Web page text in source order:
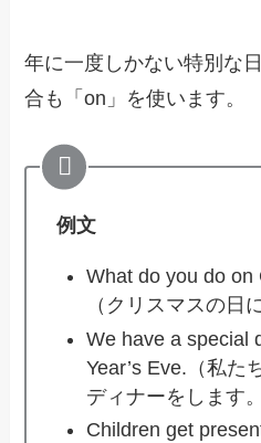
年に一度しかない特別な
合も「on」を使います。
例文
What do you do on
（クリスマスの日
We have a special
Year’s Eve.（私た
ディナーをします。
Children get